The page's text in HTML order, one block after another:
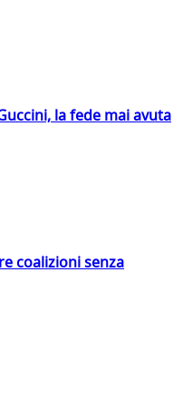
la fede mai avuta
coalizioni senza